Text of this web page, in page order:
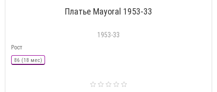
Платье Mayoral 1953-33
1953-33
Рост
86 (18 мес)